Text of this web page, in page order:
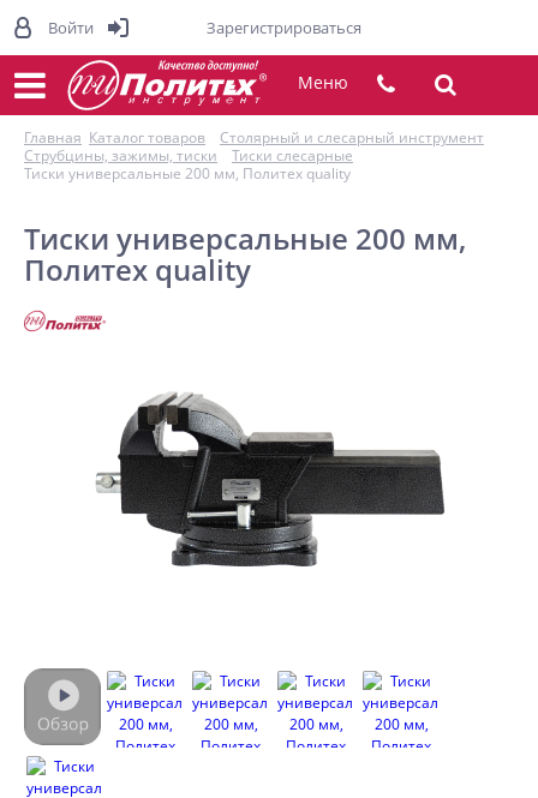
Меню
Главная Каталог товаров
Столярный и слесарный инструмент
Струбцины, зажимы, тиски
Тиски слесарные
Тиски универсальные 200 мм, Политех quality
Тиски универсальные 200 мм,
Политех quality
Войти Зарегистрироваться